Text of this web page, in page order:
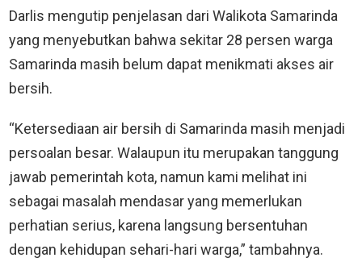
Darlis mengutip penjelasan dari Walikota Samarinda
yang menyebutkan bahwa sekitar 28 persen warga
Samarinda masih belum dapat menikmati akses air
bersih.
“Ketersediaan air bersih di Samarinda masih menjadi
persoalan besar. Walaupun itu merupakan tanggung
jawab pemerintah kota, namun kami melihat ini
sebagai masalah mendasar yang memerlukan
perhatian serius, karena langsung bersentuhan
dengan kehidupan sehari-hari warga,” tambahnya.